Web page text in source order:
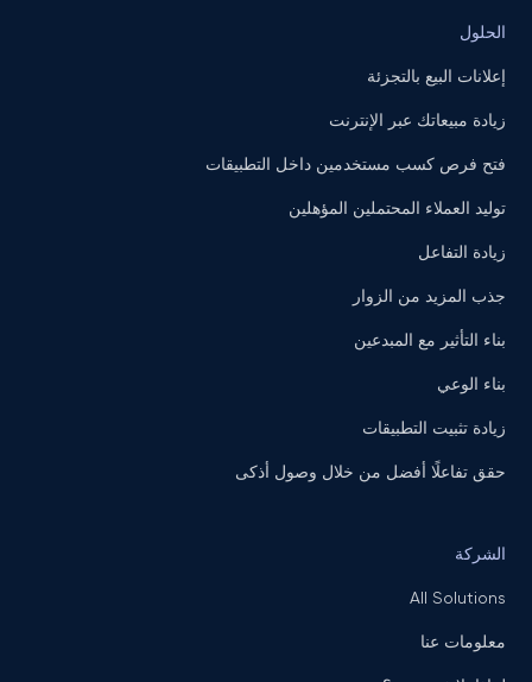
الحلول
إعلانات البيع بالتجزئة
زيادة مبيعاتك عبر الإنترنت
فتح فرص كسب مستخدمين داخل التطبيقات
توليد العملاء المحتملين المؤهلين
زيادة التفاعل
جذب المزيد من الزوار
بناء التأثير مع المبدعين
بناء الوعي
زيادة تثبيت التطبيقات
حقق تفاعلًا أفضل من خلال وصول أذكى
الشركة
All Solutions
معلومات عنا